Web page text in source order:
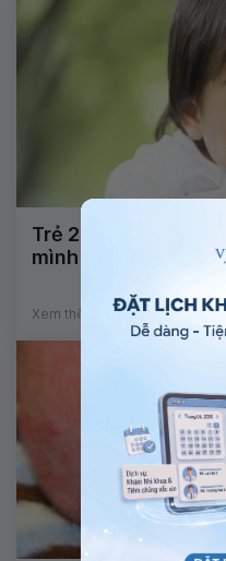
Trẻ 2,5 tuổi chưa
mình phải làm sao?
Xem thêm